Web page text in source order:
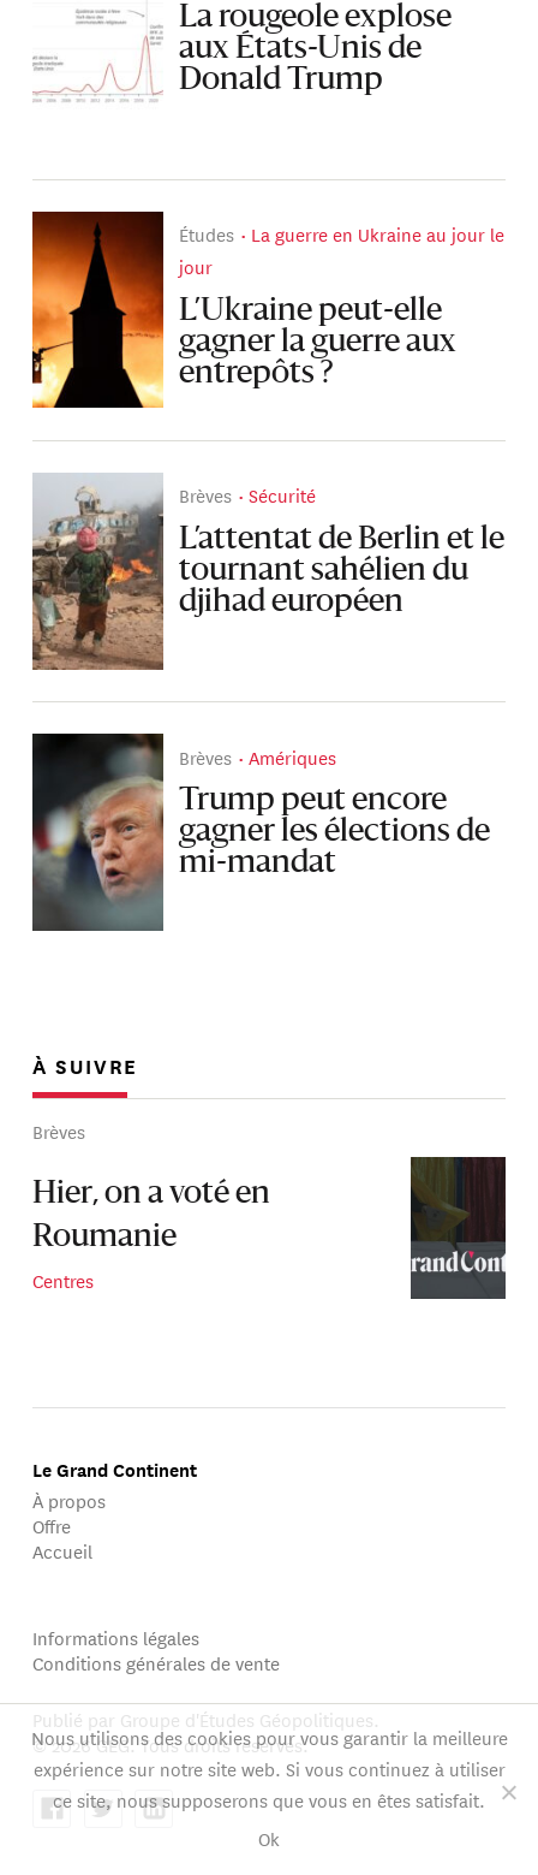
La rougeole explose
aux États-Unis de
Donald Trump
Études
La guerre en Ukraine au jour le
jour
L’Ukraine peut-elle
gagner la guerre aux
entrepôts ?
Brèves Sécurité
L’attentat de Berlin et le
tournant sahélien du
djihad européen
Brèves Amériques
Trump peut encore
gagner les élections de
mi-mandat
À SUIVRE
Brèves
Hier, on a voté en
Roumanie
Centres
Le Grand Continent
À propos
Offre
Accueil
Informations légales
Conditions générales de vente
Publié par Groupe d'Études Géopolitiques.
© 2026 GEG. Tous droits réservés.
Nous utilisons des cookies pour vous garantir la meilleure
expérience sur notre site web. Si vous continuez à utiliser
ce site, nous supposerons que vous en êtes satisfait.
Ok